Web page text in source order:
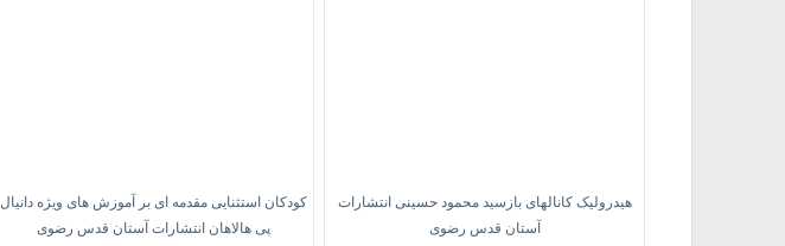
هیدرولیک کانالهای بازسید محمود حسینی انتشارات
آستان قدس رضوی
کودکان استثنایی مقدمه ای بر آموزش های ویژه دانیال
پی هالاهان انتشارات آستان قدس رضوی